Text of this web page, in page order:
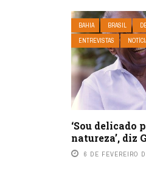
BAHIA BRASIL
ENTREVISTAS
‘Sou delicado
natureza’, diz
6 DE FEVEREIRO